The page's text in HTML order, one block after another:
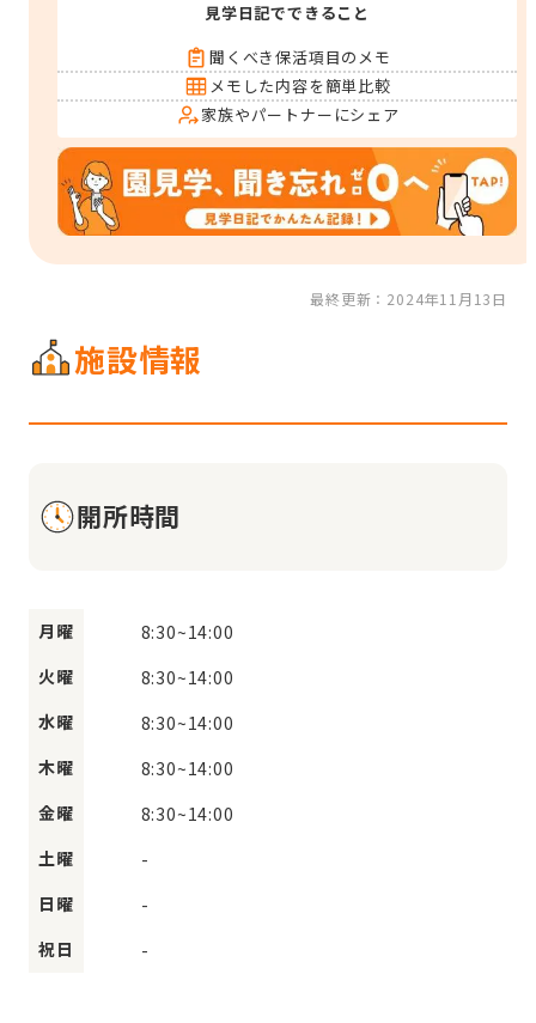
見学日記でできること
聞くべき保活項目のメモ
メモした内容を簡単比較
家族やパートナーにシェア
最終更新：2024年11月13日
施設情報
開所時間
月曜 8:30~14:00
火曜
8:30~14:00
水曜
8:30~14:00
木曜
8:30~14:00
金曜
8:30~14:00
土曜
-
日曜
-
祝日
-